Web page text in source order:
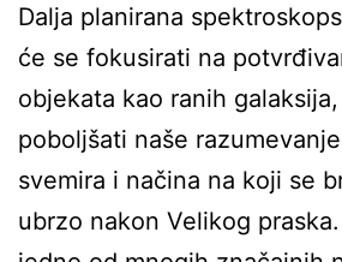
Dalja planirana
će se fokusirati na
objekata kao ranih
poboljšati naše
svemira i načina na koji se
ubrzo nakon Velikog